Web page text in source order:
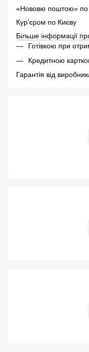
«Нововю поштою» по
Кур'єром по Києву
Більше інформації
Готівкою при
Кредитною
Гарантія від